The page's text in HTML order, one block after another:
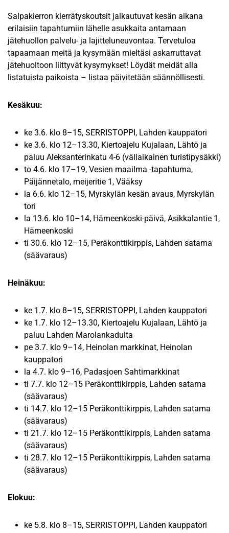
Salpakierron kierrätyskoutsit jalkautuvat kesän aikana
erilaisiin tapahtumiin lähelle asukkaita antamaan
jätehuollon palvelu- ja lajitteluneuvontaa. Tervetuloa
tapaamaan meitä ja kysymään mieltäsi askarruttavat
jätehuoltoon liittyvät kysymykset! Löydät meidät alla
listatuista paikoista – listaa päivitetään säännöllisesti.
Kesäkuu:
ke 3.6. klo 8–15, SERRISTOPPI, Lahden kauppatori
ke 3.6. klo 12–13.30, Kiertoajelu Kujalaan, Lähtö ja
paluu Aleksanterinkatu 4-6 (väliaikainen turistipysäkki)
to 4.6. klo 17–19, Vesien maailma -tapahtuma,
Päijännetalo, meijeritie 1, Vääksy
la 6.6. klo 12–15, Myrskylän kesän avaus, Myrskylän
tori
la 13.6. klo 10–14, Hämeenkoski-päivä, Asikkalantie 1,
Hämeenkoski
ti 30.6. klo 12–15, Peräkonttikirppis, Lahden satama
(säävaraus)
Heinäkuu:
ke 1.7. klo 8–15, SERRISTOPPI, Lahden kauppatori
ke 1.7. klo 12–13.30, Kiertoajelu Kujalaan, Lähtö ja
paluu Lahden Marolankadulta
pe 3.7. klo 9–14, Heinolan markkinat, Heinolan
kauppatori
la 4.7. klo 9–16, Padasjoen Sahtimarkkinat
ti 7.7. klo 12–15 Peräkonttikirppis, Lahden satama
(säävaraus)
ti 14.7. klo 12–15 Peräkonttikirppis, Lahden satama
(säävaraus)
ti 21.7. klo 12–15 Peräkonttikirppis, Lahden satama
(säävaraus)
ti 28.7. klo 12–15 Peräkonttikirppis, Lahden satama
(säävaraus)
Elokuu:
ke 5.8. klo 8–15, SERRISTOPPI, Lahden kauppatori